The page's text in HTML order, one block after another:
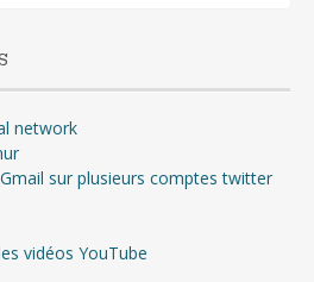
network
sur plusieurs comptes twitter
vidéos YouTube